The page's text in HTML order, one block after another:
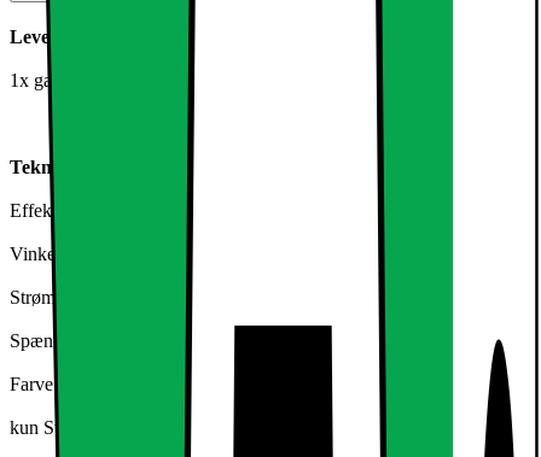
Leveringsomfang:
1x gadelygte 100 W varm hvid
Tekniske specifikationer:
Effekt: 100W
Vinkel: 70 * 140 °
Strømforbrug: 100 kWh / 1000H
Spænding: AC 85-265 V / 50-60 Hz
Farve temperatur: 3000K (varm hvid)
kun Strømforbrug. ca 100 W